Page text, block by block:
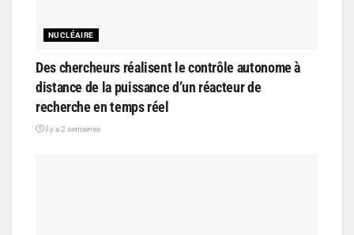
NUCLÉAIRE
Des chercheurs réalisent le contrôle autonome à
distance de la puissance d’un réacteur de
recherche en temps réel
il y a 2 semaines